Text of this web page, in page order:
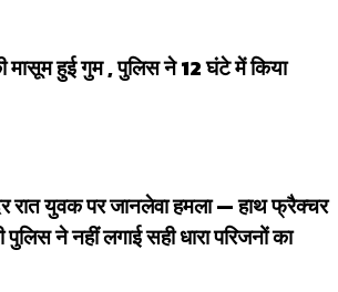
मासूम हुई गुम , पुलिस ने 12 घंटे में किया
रात युवक पर जानलेवा हमला — हाथ फ्रैक्चर
ने नहीं लगाई सही धारा परिजनों का